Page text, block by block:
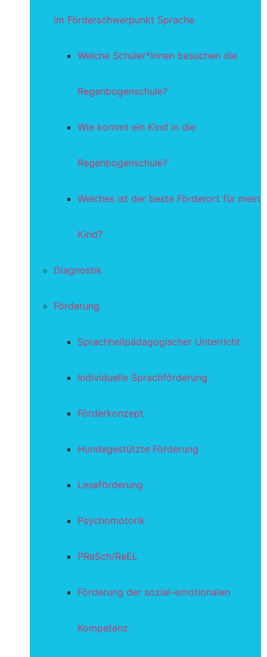
im Förderschwerpunkt Sprache
Welche Schüler*innen besuchen die
Regenbogenschule?
Wie kommt ein Kind in die
Regenbogenschule?
Welches ist der beste Förderort für mein
Kind?
Diagnostik
Förderung
Sprachheilpädagogischer Unterricht
Individuelle Sprachförderung
Förderkonzept
Hundegestützte Förderung
Leseförderung
Psychomotorik
PReSch/ReEL
Förderung der sozial-emotionalen
Kompetenz